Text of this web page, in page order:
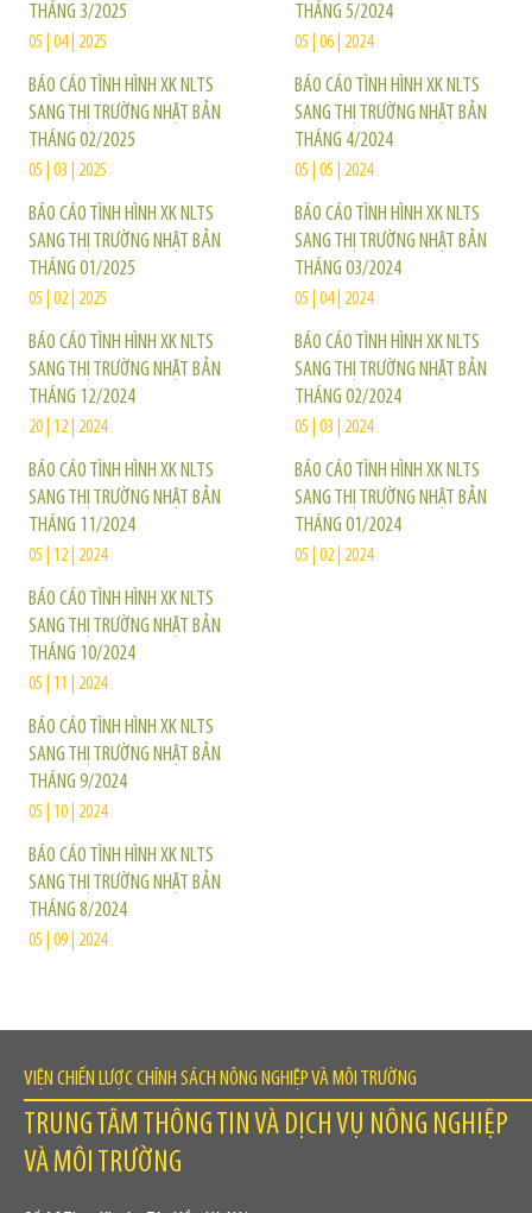
THÁNG 3/2025
05 | 04 | 2025
BÁO CÁO TÌNH HÌNH XK NLTS
SANG THỊ TRƯỜNG NHẬT BẢN
THÁNG 02/2025
05 | 03 | 2025
BÁO CÁO TÌNH HÌNH XK NLTS
SANG THỊ TRƯỜNG NHẬT BẢN
THÁNG 01/2025
05 | 02 | 2025
BÁO CÁO TÌNH HÌNH XK NLTS
SANG THỊ TRƯỜNG NHẬT BẢN
THÁNG 12/2024
20 | 12 | 2024
BÁO CÁO TÌNH HÌNH XK NLTS
SANG THỊ TRƯỜNG NHẬT BẢN
THÁNG 11/2024
05 | 12 | 2024
BÁO CÁO TÌNH HÌNH XK NLTS
SANG THỊ TRƯỜNG NHẬT BẢN
THÁNG 10/2024
05 | 11 | 2024
BÁO CÁO TÌNH HÌNH XK NLTS
SANG THỊ TRƯỜNG NHẬT BẢN
THÁNG 9/2024
05 | 10 | 2024
BÁO CÁO TÌNH HÌNH XK NLTS
SANG THỊ TRƯỜNG NHẬT BẢN
THÁNG 8/2024
05 | 09 | 2024
THÁNG 5/2024
05 | 06 | 2024
BÁO CÁO TÌNH HÌNH XK NLTS
SANG THỊ TRƯỜNG NHẬT BẢN
THÁNG 4/2024
05 | 05 | 2024
BÁO CÁO TÌNH HÌNH XK NLTS
SANG THỊ TRƯỜNG NHẬT BẢN
THÁNG 03/2024
05 | 04 | 2024
BÁO CÁO TÌNH HÌNH XK NLTS
SANG THỊ TRƯỜNG NHẬT BẢN
THÁNG 02/2024
05 | 03 | 2024
BÁO CÁO TÌNH HÌNH XK NLTS
SANG THỊ TRƯỜNG NHẬT BẢN
THÁNG 01/2024
05 | 02 | 2024
VIỆN CHIẾN LƯỢC CHÍNH SÁCH NÔNG NGHIỆP VÀ MÔI TRƯỜNG
TRUNG TÂM THÔNG TIN VÀ DỊCH VỤ NÔNG NGHIỆP
VÀ MÔI TRƯỜNG